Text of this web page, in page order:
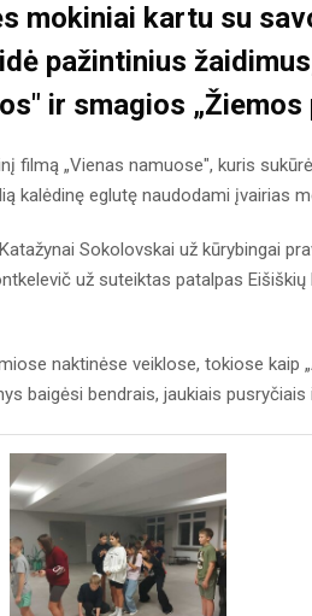
mokiniai kartu su
pažintinius
ir smagios
filmą „Vienas namuose", kuris
kalėdinę eglutę naudodami įvairias
Sokolovskai už kūrybingai
už suteiktas patalpas
naktinėse veiklose, tokiose kaip
baigėsi bendrais, jaukiais pusryčiais